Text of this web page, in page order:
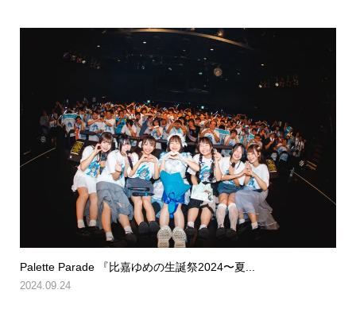
Palette Parade 『比嘉ゆめの生誕祭2024〜夏...
2024.09.24